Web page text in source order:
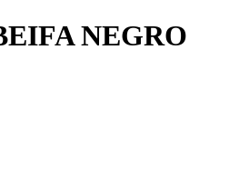
NEGRO